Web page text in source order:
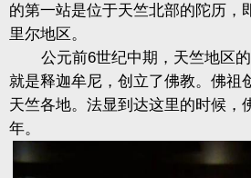
的第一站是位于天竺北部的陀历，
里尔地区。
公元前6世纪中期，天竺地区的
就是释迦牟尼，创立了佛教。佛祖
天竺各地。法显到达这里的时候，
年。